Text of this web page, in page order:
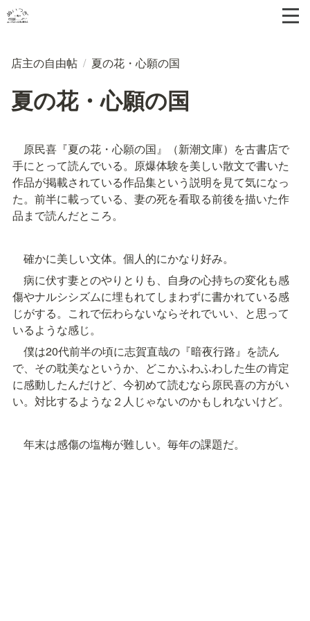
店主の自由帖 / 夏の花・心願の国
夏の花・心願の国
原民喜『夏の花・心願の国』（新潮文庫）を古書店で
手にとって読んでいる。原爆体験を美しい散文で書いた
作品が掲載されている作品集という説明を見て気になっ
た。前半に載っている、妻の死を看取る前後を描いた作
品まで読んだところ。
確かに美しい文体。個人的にかなり好み。
病に伏す妻とのやりとりも、自身の心持ちの変化も感
傷やナルシシズムに埋もれてしまわずに書かれている感
じがする。これで伝わらないならそれでいい、と思って
いるような感じ。
僕は20代前半の頃に志賀直哉の『暗夜行路』を読ん
で、その耽美なというか、どこかふわふわした生の肯定
に感動したんだけど、今初めて読むなら原民喜の方がい
い。対比するような２人じゃないのかもしれないけど。
年末は感傷の塩梅が難しい。毎年の課題だ。